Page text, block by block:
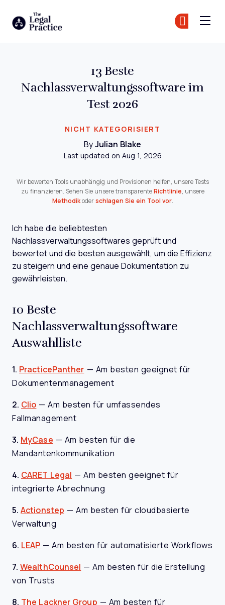
NICHT KATEGORISIERT
13 Beste
Nachlassverwaltungssoftware im
Test 2026
By Julian Blake
Last updated on Aug 1, 2026
Wir bewerten Tools unabhängig und Provisionen helfen, unsere Tests
zu finanzieren. Sehen Sie unsere transparente Richtlinie, unsere
Methodikoder schlagen Sie ein Tool vor.
Ich habe die beliebtesten
Nachlassverwaltungssoftwares geprüft und
bewertet und die besten ausgewählt, um die Effizienz
zu steigern und eine genaue Dokumentation zu
gewährleisten.
10 Beste
Nachlassverwaltungssoftware
Auswahlliste
1. PracticePanther — Am besten geeignet für
Dokumentenmanagement
2. Clio —Am besten für umfassendes
Fallmanagement
3. MyCase — Am besten für die
Mandantenkommunikation
4. CARET Legal —Am besten geeignet für
integrierte Abrechnung
5. Actionstep — Am besten für cloudbasierte
Verwaltung
6. LEAP —Am besten für automatisierte Workflows
7. WealthCounsel —Am besten für die Erstellung
von Trusts
8. The Lackner Group — Am besten für